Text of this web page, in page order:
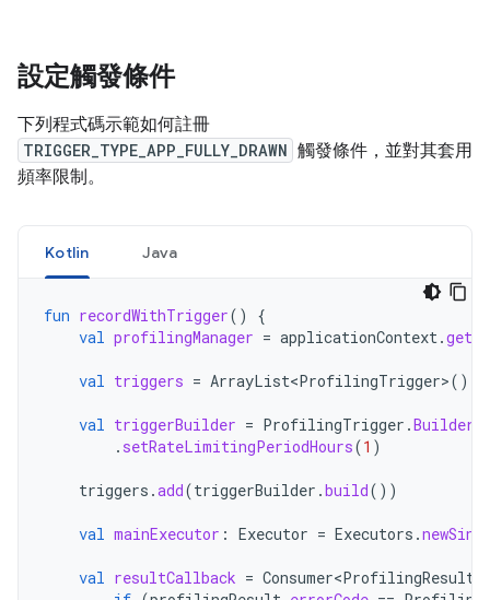
設定觸發條件
下列程式碼示範如何註冊
TRIGGER_TYPE_APP_FULLY_DRAWN 觸發條件，並對其套用
頻率限制。
Kotlin Java
fun recordWithTrigger()
{
val profilingManager = applicationContext.
val triggers = ArrayList<ProfilingTrigger>()
val triggerBuilder = ProfilingTrigger .Builder
. setRateLimitingPeriodHours(1 )
triggers .add(triggerBuilder .build())
val mainExecutor : Executor = Executors .
val resultCallback = Consumer<ProfilingResult>